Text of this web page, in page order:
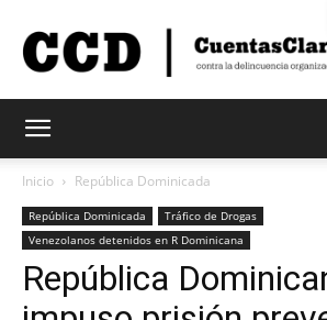
Claras
Inicio República Dominicada
República Dominicada
Tráfico de Drogas
Venezolanos detenidos en R Dominicana
República